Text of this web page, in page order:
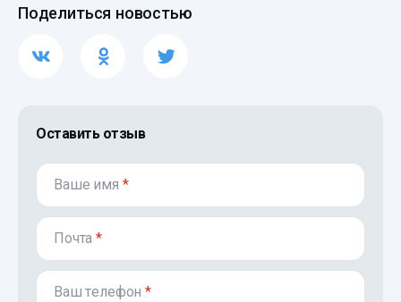
Поделиться новостью
Оставить отзыв
Ваше имя *
Почта*
Ваш телефон*